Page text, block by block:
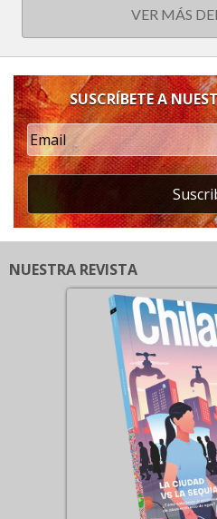
VER MÁS
SUSCRÍBETE A
NUESTRA REVISTA